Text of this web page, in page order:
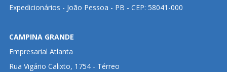
Expedicionários - João Pessoa - PB - CEP: 58041-000
CAMPINA GRANDE
Empresarial Atlanta
Rua Vigário Calixto, 1754 - Térreo